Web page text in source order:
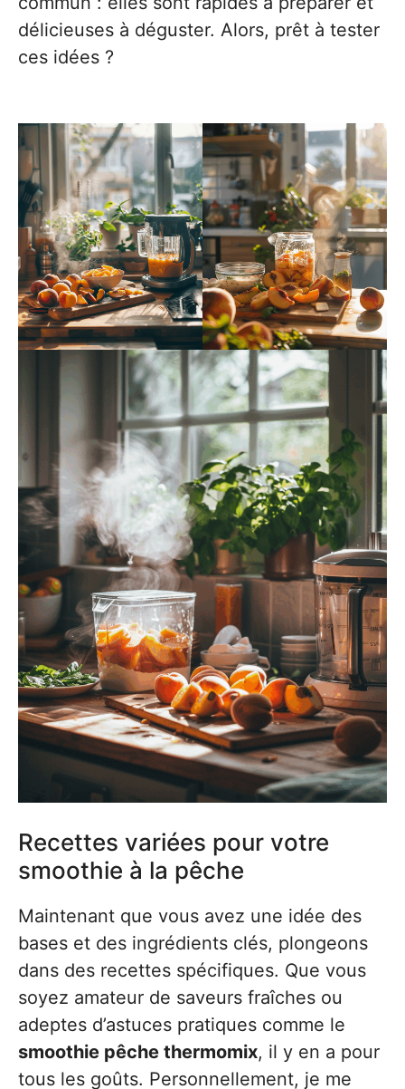
délicieuses à déguster. Alors, prêt à tester
ces idées ?
Recettes variées pour votre
smoothie à la pêche
Maintenant que vous avez une idée des
bases et des ingrédients clés, plongeons
dans des recettes spécifiques. Que vous
soyez amateur de saveurs fraîches ou
adeptes d’astuces pratiques comme le
smoothie pêche thermomix, il y en a pour
tous les goûts. Personnellement, je me